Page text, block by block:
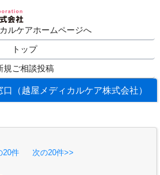
ルケアホームページへ
トップ
規ご相談投稿
（越屋メディカルケア株式会社）
20件
次の20件>>